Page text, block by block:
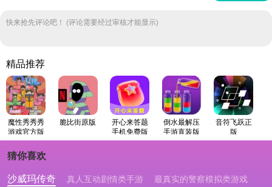
快来抢先评论吧！ (评论需要经过审核才能显示)
精品推荐
魔性秀秀秀
游戏官方版
脆比街原版
开心来答题
手机免费版
倒水最解压
手游直装版
音符飞跃正
版
猜你喜欢
沙威玛传奇
真人互动剧情类手游 最真实的警察模拟类游戏